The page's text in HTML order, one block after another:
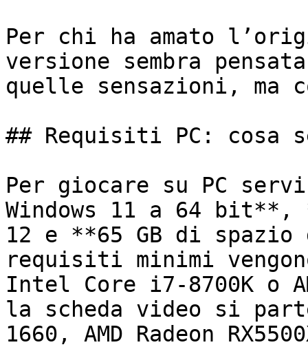
Per chi ha amato
versione sembra
quelle sensazioni, ma
## Requisiti PC: cosa
Per giocare su PC
Windows 11 a 64 bit**,
12 e **65 GB di
requisiti minimi
Intel Core i7-8700K o
la scheda video si parte
1660, AMD Radeon